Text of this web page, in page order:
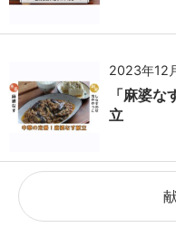
2023年12
「麻婆
立